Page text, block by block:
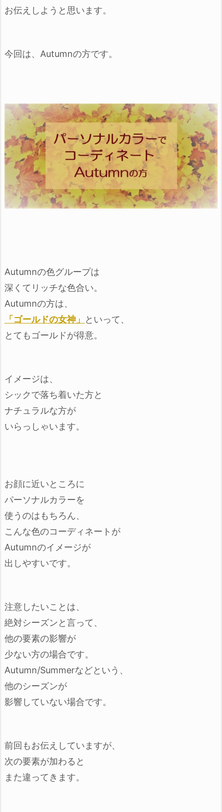
お伝えしようと思います。
今回は、Autumnの方です。
Autumnの色グループは
深くてリッチな色合い。
Autumnの方は、
「ゴールドの女神」
といって、
とてもゴールドが得意。
イメージは、
シックで落ち着いた方と
ナチュラルな方が
いらっしゃいます。
お顔に近いところに
パーソナルカラーを
使うのはもちろん、
こんな色のコーディネートが
Autumnのイメージが
出しやすいです。
注意したいことは、
絶対シーズンと言って、
他の要素の影響が
少ない方の場合です。
Autumn/Summerなどという、
他のシーズンが
影響していない場合です。
前回もお伝えしていますが、
次の要素が加わると
また違ってきます。